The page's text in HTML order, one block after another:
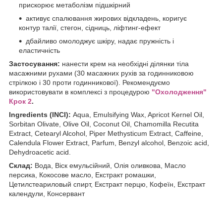
прискорює метаболізм підшкірний
активує спалювання жирових відкладень, коригує
контур талії, стегон, сідниць, ліфтинг-ефект
дбайливо омолоджує шкіру, надає пружність і
еластичність
Застосування: нанести крем на необхідні ділянки тіла
масажними рухами (30 масажних рухів за годинниковою
стрілкою і 30 проти годинникової). Рекомендуємо
використовувати в комплексі з процедурою "Охолодження"
Крок 2.
Ingredients (INCI): Aqua, Emulsifying Wax, Apricot Kernel Oil,
Sorbitan Olivate, Olive Oil, Coconut Oil, Chamomilla Recutita
Extract, Cetearyl Alcohol, Piper Methysticum Extract, Caffeine,
Calendula Flower Extract, Parfum, Benzyl alcohol, Benzoic acid,
Dehydroacetic acid.
Склад: Вода, Віск емульсійний, Олія оливкова, Масло
персика, Кокосове масло, Екстракт ромашки,
Цетилстеариловый спирт, Екстракт перцю, Кофеїн, Екстракт
календули, Консервант